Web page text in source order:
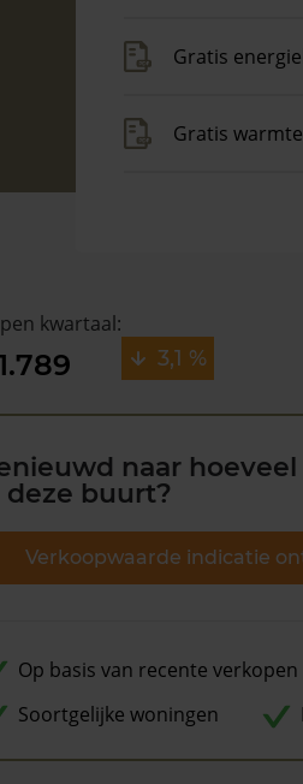
Gratis
Gratis
kwartaal:
3,1 %
naar
deze buurt?
Verkoopwaarde indicatie
Op basis van recente verkopen
Soortgelijke woningen